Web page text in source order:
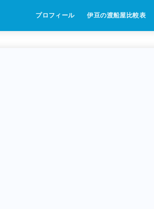
プロフィール 伊豆の渡船屋比較表